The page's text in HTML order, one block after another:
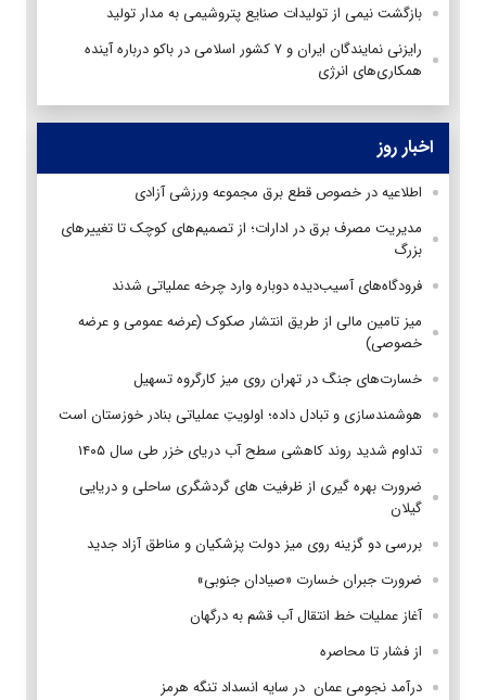
بازگشت نیمی از تولیدات صنایع پتروشیمی به مدار تولید
رایزنی نمایندگان ایران و ۷ کشور اسلامی در باکو درباره آینده
همکاری‌های انرژی
اخبار روز
اطلاعیه در خصوص قطع برق مجموعه ورزشی آزادی
مدیریت مصرف برق در ادارات؛ از تصمیم‌های کوچک تا تغییرهای
بزرگ
فرودگاه‌های آسیب‌دیده دوباره وارد چرخه عملیاتی شدند
میز تامین مالی از طریق انتشار صکوک (عرضه عمومی و عرضه
خصوصی)
خسارت‌های جنگ در تهران روی میز کارگروه تسهیل
هوشمندسازی و تبادل داده؛ اولویتِ عملیاتی بنادر خوزستان است
تداوم شدید روند کاهشی سطح آب دریای خزر طی سال ۱۴۰۵
ضرورت بهره گیری از ظرفیت های گردشگری ساحلی و دریایی
گیلان
بررسی دو گزینه روی میز دولت پزشکیان و مناطق آزاد جدید
ضرورت جبران خسارت «صیادان جنوبی»
آغاز عملیات خط انتقال آب قشم به درگهان
از فشار تا محاصره
درآمد نجومی عمان در سایه انسداد تنگه هرمز